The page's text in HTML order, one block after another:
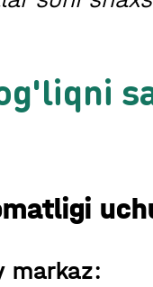
markaz: